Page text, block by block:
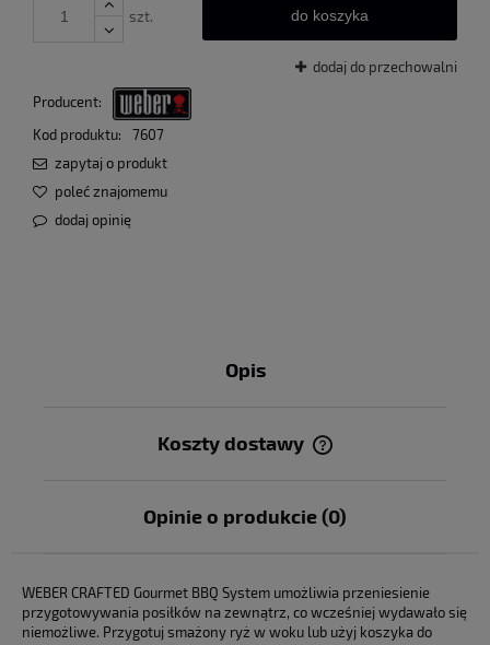
szt. do koszyka
dodaj do przechowalni
Producent:
Kod produktu:
7607
zapytaj o produkt
poleć znajomemu
dodaj opinię
Opis
Koszty dostawy
Cena nie zawiera ewentualnych kosztów płatności
Opinie o produkcie (0)
WEBER CRAFTED Gourmet BBQ System umożliwia przeniesienie
przygotowywania posiłków na zewnątrz, co wcześniej wydawało się
niemożliwe. Przygotuj smażony ryż w woku lub użyj koszyka do